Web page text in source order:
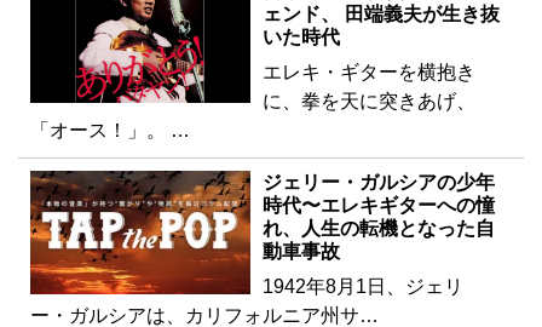
ェンド、 田端義夫が生き抜
いた時代
エレキ・ギターを横抱き
に、拳を天に突きあげ、
「オース！」。 …
ジェリー・ガルシアの少年
時代〜エレキギターへの憧
れ、人生の転機となった自
動車事故
1942年8月1日、ジェリ
ー・ガルシアは、カリフォルニア州サ…